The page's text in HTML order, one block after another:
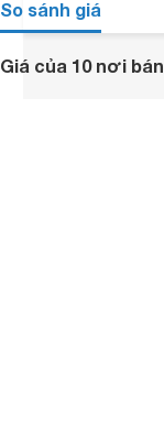
So sánh giá
Giá của 10 nơi bán